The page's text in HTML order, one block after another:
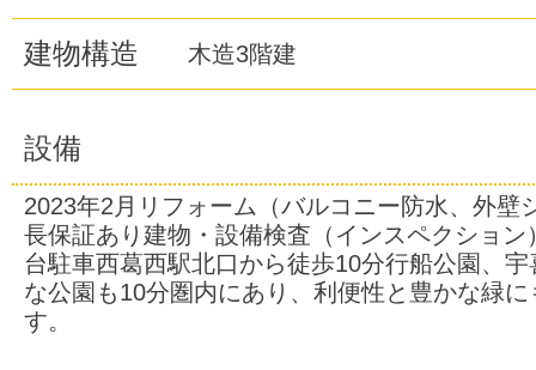
建物構造 木造3階建
設備
2023年2月リフォーム（バルコニー防水、外壁
長保証あり建物・設備検査（インスペクション
台駐車西葛西駅北口から徒歩10分行船公園、
な公園も10分圏内にあり、利便性と豊かな緑
す。